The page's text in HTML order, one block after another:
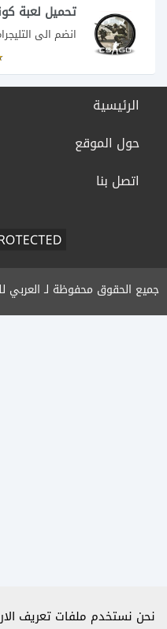
تحميل لعبة
الرئيسية
حول الموقع
اتصل بنا
جميع الحقوق محفوظة لـ العربي
نحن نستخدم ملفات تعريف